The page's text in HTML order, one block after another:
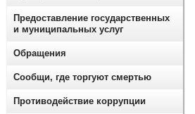
Предоставление государственных
и муниципальных услуг
Обращения
Сообщи, где торгуют смертью
Противодействие коррупции